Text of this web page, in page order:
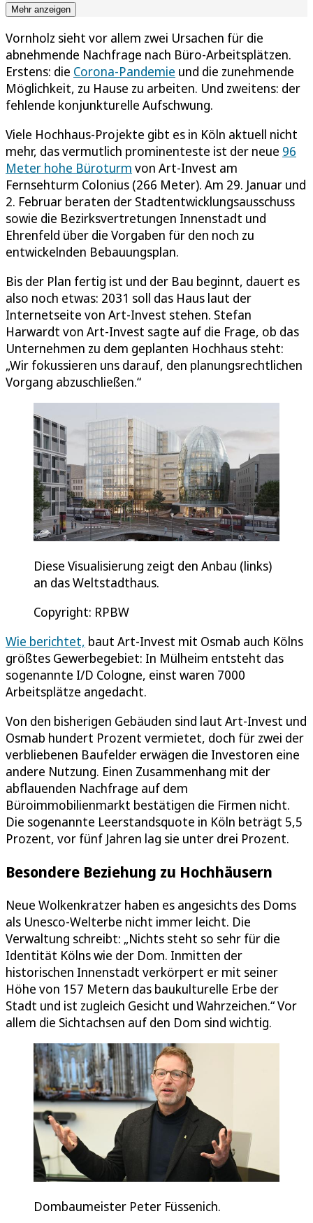
Mehr anzeigen
Vornholz sieht vor allem zwei Ursachen für die
abnehmende Nachfrage nach Büro-Arbeitsplätzen.
Erstens: die Corona-Pandemie und die zunehmende
Möglichkeit, zu Hause zu arbeiten. Und zweitens: der
fehlende konjunkturelle Aufschwung.
Viele Hochhaus-Projekte gibt es in Köln aktuell nicht
mehr, das vermutlich prominenteste ist der neue 96
Meter hohe Büroturm von Art-Invest am
Fernsehturm Colonius (266 Meter). Am 29. Januar und
2. Februar beraten der Stadtentwicklungsausschuss
sowie die Bezirksvertretungen Innenstadt und
Ehrenfeld über die Vorgaben für den noch zu
entwickelnden Bebauungsplan.
Bis der Plan fertig ist und der Bau beginnt, dauert es
also noch etwas: 2031 soll das Haus laut der
Internetseite von Art-Invest stehen. Stefan
Harwardt von Art-Invest sagte auf die Frage, ob das
Unternehmen zu dem geplanten Hochhaus steht:
„Wir fokussieren uns darauf, den planungsrechtlichen
Vorgang abzuschließen.“
Diese Visualisierung zeigt den Anbau (links)
an das Weltstadthaus.
Copyright: RPBW
Wie berichtet, baut Art-Invest mit Osmab auch Kölns
größtes Gewerbegebiet: In Mülheim entsteht das
sogenannte I/D Cologne, einst waren 7000
Arbeitsplätze angedacht.
Von den bisherigen Gebäuden sind laut Art-Invest und
Osmab hundert Prozent vermietet, doch für zwei der
verbliebenen Baufelder erwägen die Investoren eine
andere Nutzung. Einen Zusammenhang mit der
abflauenden Nachfrage auf dem
Büroimmobilienmarkt bestätigen die Firmen nicht.
Die sogenannte Leerstandsquote in Köln beträgt 5,5
Prozent, vor fünf Jahren lag sie unter drei Prozent.
Besondere Beziehung zu Hochhäusern
Neue Wolkenkratzer haben es angesichts des Doms
als Unesco-Welterbe nicht immer leicht. Die
Verwaltung schreibt: „Nichts steht so sehr für die
Identität Kölns wie der Dom. Inmitten der
historischen Innenstadt verkörpert er mit seiner
Höhe von 157 Metern das baukulturelle Erbe der
Stadt und ist zugleich Gesicht und Wahrzeichen.“ Vor
allem die Sichtachsen auf den Dom sind wichtig.
Dombaumeister Peter Füssenich.